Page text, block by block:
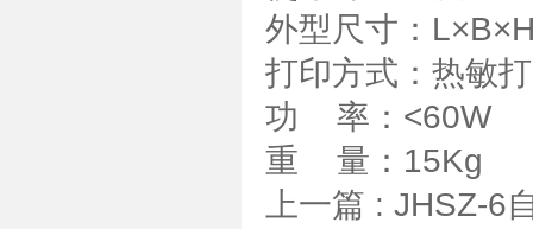
外型尺寸：
打印方式：热敏
功 率：<60W
重 量：15Kg
上一篇 : JHSZ-6